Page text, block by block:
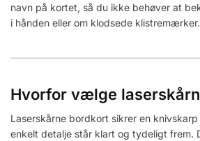
navn på kortet, så du ikke behøver at
i hånden eller om klodsede klistremærker.
Hvorfor vælge
Laserskårne bordkort sikrer en
enkelt detalje står klart og tydeligt frem.